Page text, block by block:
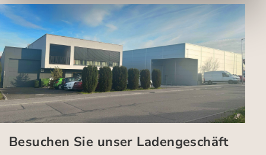
Besuchen Sie unser Ladengeschäft